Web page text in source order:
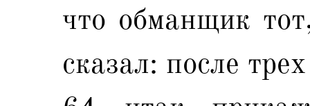
что обманщик
сказал: после